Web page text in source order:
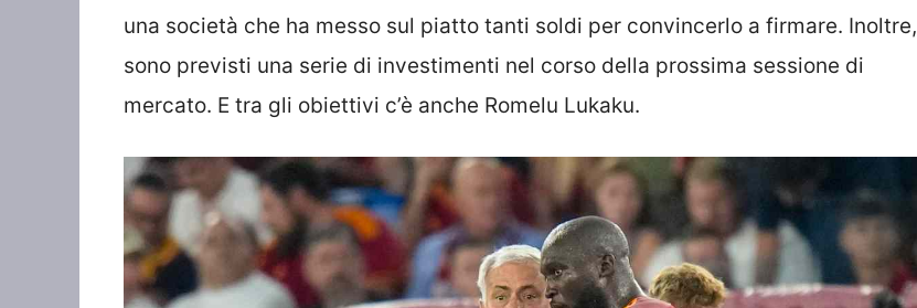
una società che ha messo sul piatto tanti soldi per convincerlo a firmare. Inoltre,
sono previsti una serie di investimenti nel corso della prossima sessione di
mercato. E tra gli obiettivi c’è anche Romelu Lukaku.